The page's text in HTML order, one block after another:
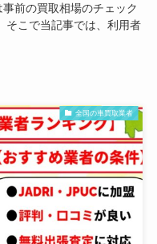
前の買取相場のチェック
そこで当記事では、利用者
全国の車買取業者